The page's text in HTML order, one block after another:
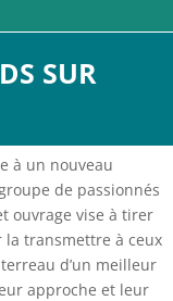
SUR
à un nouveau
de passionnés
ouvrage vise à tirer
la transmettre à ceux
d’un meilleur
approche et leur